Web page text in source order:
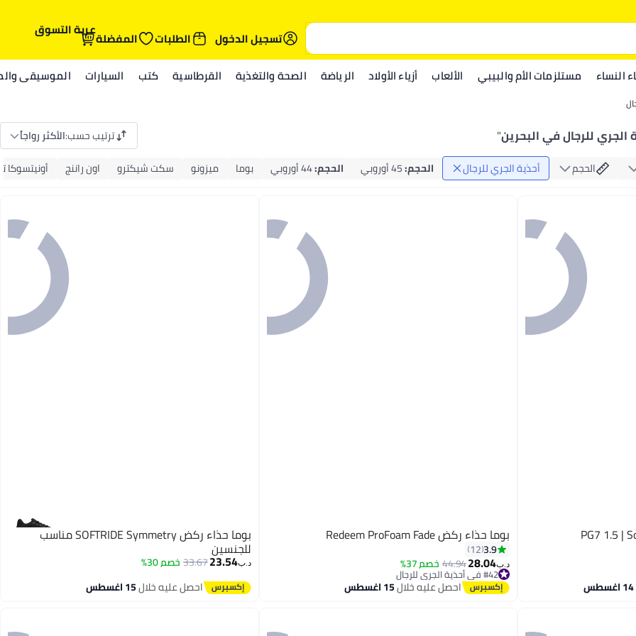
تسجيل الدخول
الطلبات المفضلةعربة التسوق
النساء مستلزمات الأم والبيبي الألعاب أزياء الأولاد الرياضة الصحة والتغذية القرطاسية كتب السيارات الموسيقى
الجري للرجال في البحرين" ترتيب حسب:الأكثر رواجاً
الحجم أحذية الجري للرجال الحجم:45 أوروبي الحجم:44 أوروبي بوما ميزونو سكت شيكترو اون راننج أونيتسوكا
بوما حذاء ركض Redeem ProFoam Fade
3.9
12
د.ب‏28.04
44.94خصم 37%
#42 في أحذية الجري للرجال
#42 في أحذية الجري للرجال احصل عليه خلال15 اغسطس
بوما حذاء ركض SOFTRIDE Symmetry مناسب
للجنسين
د.ب‏23.54
33.67 خصم 30%
احصل عليه خلال15 اغسطس